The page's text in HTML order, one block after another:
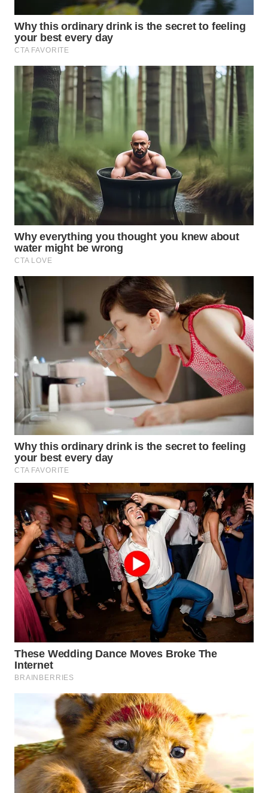
INDRAMAYU
WN
KUNINGAN
WN
MAJALENGKA
WN
SUBANG
WN
SUKABUMI
PURWAKARTA
WN
PRIANGAN
SEMARANG
WN
SOLO
WN
BOROBUDUR
WN
WN
SURABAYA
WN
NATUNA
WN
BINTAN
WN
MANDALIKA
LIKUPANG
LABUANBAJO
WN
BORNEO